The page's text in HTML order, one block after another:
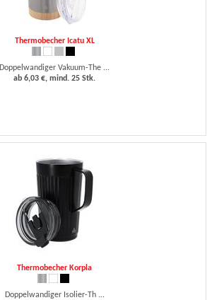
Thermobecher Icatu XL
Doppelwandiger Vakuum-The ...
ab 6,03 €, mind. 25 Stk.
Thermobecher Korpla
Doppelwandiger Isolier-Th ...